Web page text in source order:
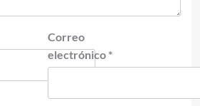
Correo
electrónico *